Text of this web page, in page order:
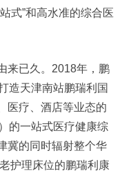
式”和高水准的综合医
来已久。2018年，鹏
造天津南站鹏瑞利国
疗、酒店等业态的
的一站式医疗健康综
冀的同时辐射整个华
护理床位的鹏瑞利康